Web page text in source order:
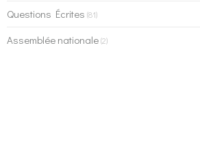
Questions Écrites (81)
Assemblée nationale(2)